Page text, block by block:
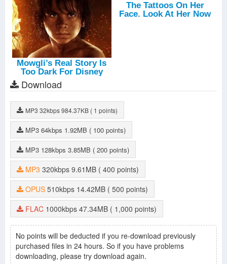
Download
MP3 32kbps984.37KB ( 1 points)
MP3 64kbps 1.92MB ( 100 points)
MP3 128kbps 3.85MB ( 200 points)
MP3 320kbps 9.61MB
( 400 points)
OPUS 510kbps 14.42MB
( 500 points)
FLAC 1000kbps 47.34MB ( 1,000 points)
No points will be deducted if you re-download previously
purchased files in 24 hours. So if you have problems
downloading, please try download again.